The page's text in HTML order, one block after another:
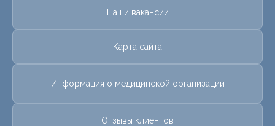
Наши вакансии
Карта сайта
Информация о медицинской организации
Отзывы клиентов